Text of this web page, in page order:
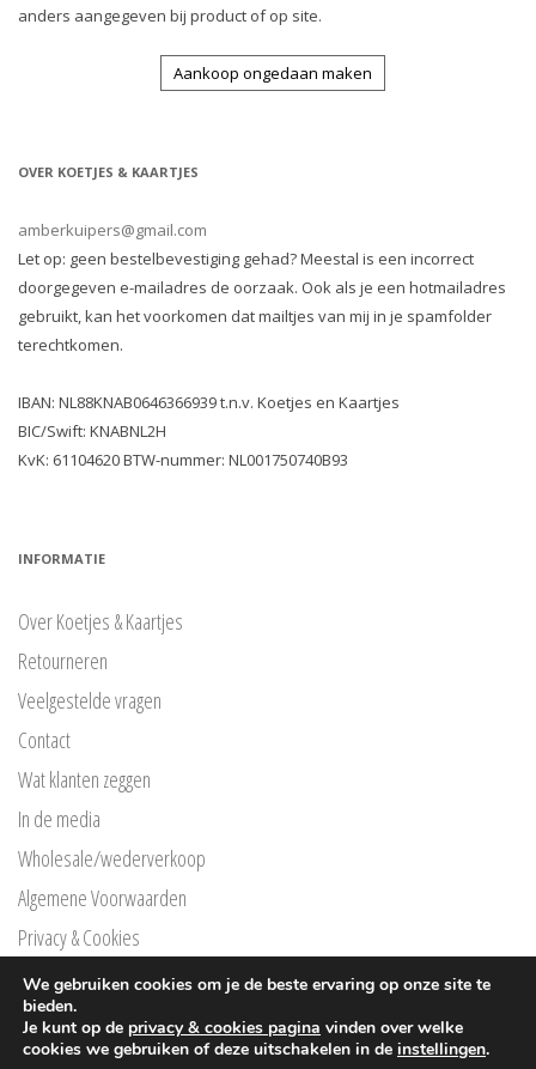
anders aangegeven bij product of op site.
Aankoop ongedaan maken
OVER KOETJES & KAARTJES
amberkuipers@gmail.com
Let op: geen bestelbevestiging gehad? Meestal is een incorrect
doorgegeven e-mailadres de oorzaak. Ook als je een hotmailadres
gebruikt, kan het voorkomen dat mailtjes van mij in je spamfolder
terechtkomen.
IBAN: NL88KNAB0646366939 t.n.v. Koetjes en Kaartjes
BIC/Swift: KNABNL2H
KvK: 61104620 BTW-nummer: NL001750740B93
INFORMATIE
Over Koetjes & Kaartjes
Retourneren
Veelgestelde vragen
Contact
Wat klanten zeggen
In de media
Wholesale/wederverkoop
Algemene Voorwaarden
Privacy & Cookies
Privacyverklaring Klarna
Free Printables
We gebruiken cookies om je de beste ervaring op onze site te
bieden.
Je kunt op de privacy & cookies pagina vinden over welke
cookies we gebruiken of deze uitschakelen in de instellingen.